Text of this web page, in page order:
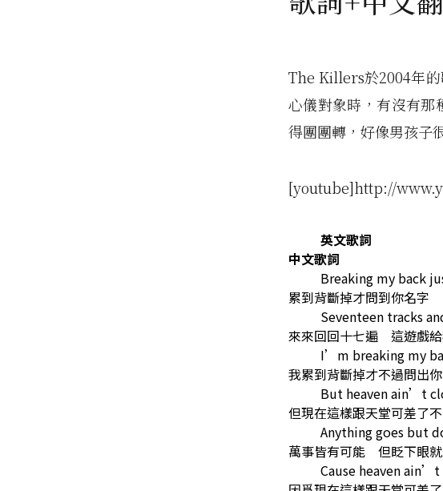
The Killers於2004年的
心儀對象時，有沒有那
得團團轉，好像男孩子
[youtube]http://
英文歌詞
中文歌詞
Breaking my back
累到背斷掉才問到你名字
Seventeen tracks
來來回回十七遍 這遊戲
I’m breaking my
我累到背斷掉才不過問出
But heaven ain’t
但現在這樣跟天堂可差了
Anything goes but
萬事皆有可能 但眨下眼
Cause heaven